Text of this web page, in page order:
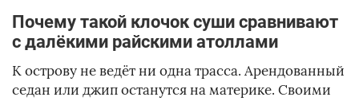
Почему такой клочок суши сравнивают
с далёкими райскими атоллами
К острову не ведёт ни одна трасса. Арендованный
седан или джип останутся на материке. Своими